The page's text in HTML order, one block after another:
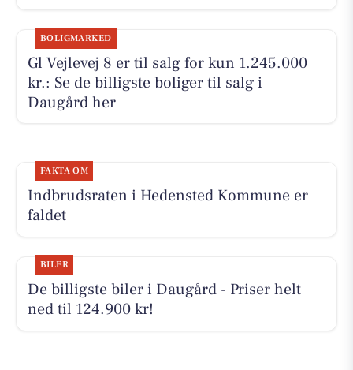
BOLIGMARKED
Gl Vejlevej 8 er til salg for kun 1.245.000
kr.: Se de billigste boliger til salg i
Daugård her
FAKTA OM
Indbrudsraten i Hedensted Kommune er
faldet
BILER
De billigste biler i Daugård - Priser helt
ned til 124.900 kr!